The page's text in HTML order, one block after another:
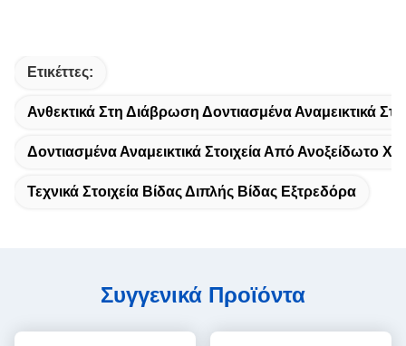
Ετικέττες:
Ανθεκτικά Στη Διάβρωση Δοντιασμένα Αναμεικτικά
Δοντιασμένα Αναμεικτικά Στοιχεία Από Ανοξείδωτο
Τεχνικά Στοιχεία Βίδας Διπλής Βίδας Εξτρεδόρα
Συγγενικά Προϊόντα